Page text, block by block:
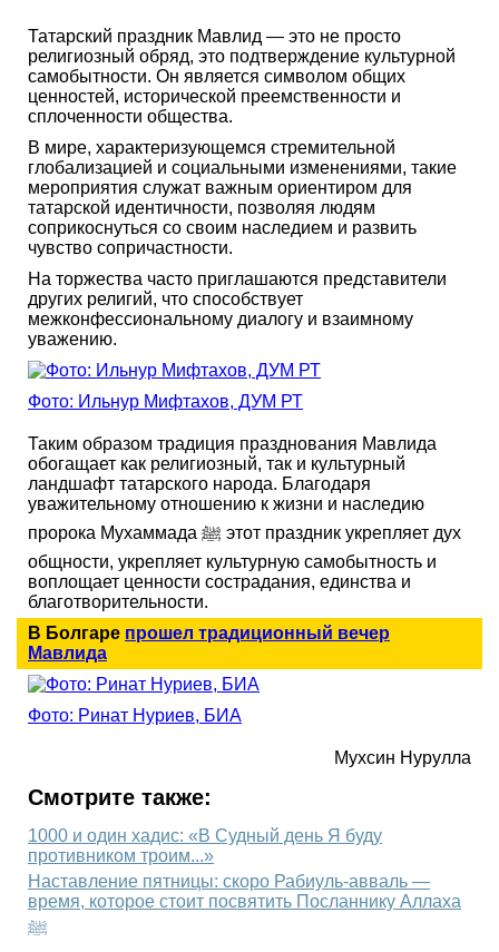
Татарский праздник Мавлид — это не просто
религиозный обряд, это подтверждение культурной
самобытности. Он является символом общих
ценностей, исторической преемственности и
сплоченности общества.
В мире, характеризующемся стремительной
глобализацией и социальными изменениями, такие
мероприятия служат важным ориентиром для
татарской идентичности, позволяя людям
соприкоснуться со своим наследием и развить
чувство сопричастности.
На торжества часто приглашаются представители
других религий, что способствует
межконфессиональному диалогу и взаимному
уважению.
Фото: Ильнур Мифтахов, ДУМ РТ
Таким образом традиция празднования Мавлида
обогащает как религиозный, так и культурный
ландшафт татарского народа. Благодаря
уважительному отношению к жизни и наследию
пророка Мухаммада ﷺ этот праздник укрепляет дух
общности, укрепляет культурную самобытность и
воплощает ценности сострадания, единства и
благотворительности.
В Болгаре прошел традиционный вечер
Мавлида
Фото: Ринат Нуриев, БИА
Мухсин Нурулла
Смотрите также:
1000 и один хадис: «В Судный день Я буду
противником троим...»
Наставление пятницы: скоро Рабиуль-авваль —
время, которое стоит посвятить Посланнику Аллаха
ﷺ